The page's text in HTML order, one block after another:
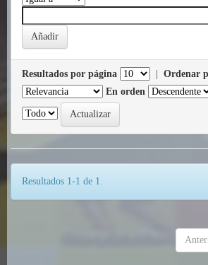
Resultados por página
Ordenar
En orden
Resultados 1-1 de 1.